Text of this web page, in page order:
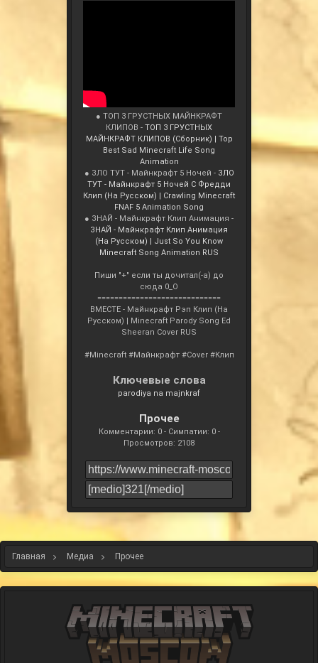
● ТОП 3 ГРУСТНЫХ МАЙНКРАФТ
КЛИПОВ - ТОП 3 ГРУСТНЫХ
МАЙНКРАФТ КЛИПОВ (Сборник) | Top
Best Sad Minecraft Life Song
Animation
● ЗЛО ТУТ - Майнкрафт 5 Ночей - ЗЛО
ТУТ - Майнкрафт 5 Ночей С Фредди
Клип (На Русском) | Crawling Minecraft
FNAF 5 Animation Song
● ЗНАЙ - Майнкрафт Клип Анимация -
ЗНАЙ - Майнкрафт Клип Анимация
(На Русском) | Just So You Know
Minecraft Song Animation RUS
Пиши "+" если ты дочитал(-а) до
сюда 0_О
=============================
ВМЕСТЕ - Майнкрафт Рэп Клип (На
Русском) | Minecraft Parody Song Ed
Sheeran Cover RUS
#Minecraft #Майнкрафт #Cover #Клип
Ключевые слова
parodiya na majnkraf
Прочее
Комментарии: 0 - Симпатии: 0 -
Просмотров: 2108
Главная Медиа Прочее